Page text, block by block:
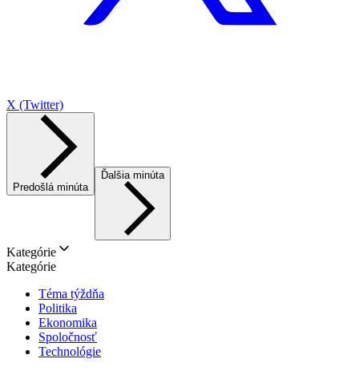
X (Twitter)
Predošlá minúta
Ďalšia minúta
Kategórie
Kategórie
Téma týždňa
Politika
Ekonomika
Spoločnosť
Technológie